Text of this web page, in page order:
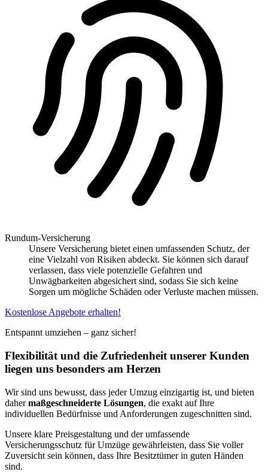
Rundum-Versicherung
Unsere Versicherung bietet einen umfassenden Schutz, der
eine Vielzahl von Risiken abdeckt. Sie können sich darauf
verlassen, dass viele potenzielle Gefahren und
Unwägbarkeiten abgesichert sind, sodass Sie sich keine
Sorgen um mögliche Schäden oder Verluste machen müssen.
Kostenlose Angebote erhalten!
Entspannt umziehen – ganz sicher!
Flexibilität und die Zufriedenheit unserer Kunden
liegen uns besonders am Herzen
Wir sind uns bewusst, dass jeder Umzug einzigartig ist, und bieten
dahermaßgeschneiderte Lösungen, die exakt auf Ihre
individuellen Bedürfnisse und Anforderungen zugeschnitten sind.
Unsere klare Preisgestaltung und der umfassende
Versicherungsschutz für Umzüge gewährleisten, dass Sie voller
Zuversicht sein können, dass Ihre Besitztümer in guten Händen
sind.